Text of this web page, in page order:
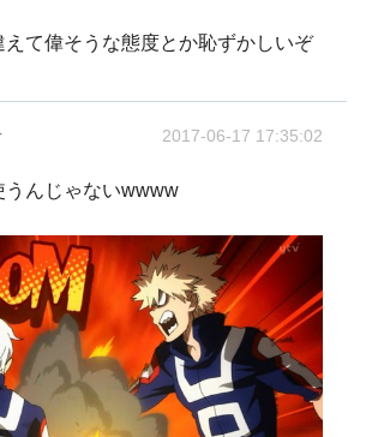
て偉そうな態度とか恥ずかしいぞ
2017-06-17 17:35:02
うんじゃないwwww